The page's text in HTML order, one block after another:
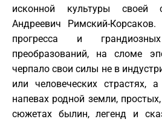
исконной культуры
Андреевич Римский-
прогресса и грандиозных
преобразований, на сломе
черпало свои силы не в
или человеческих страстях,
напевах родной земли,
сюжетах былин, легенд и